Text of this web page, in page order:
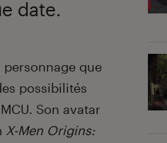
date.
que
possibilités
Son avatar
X-Men Origins: